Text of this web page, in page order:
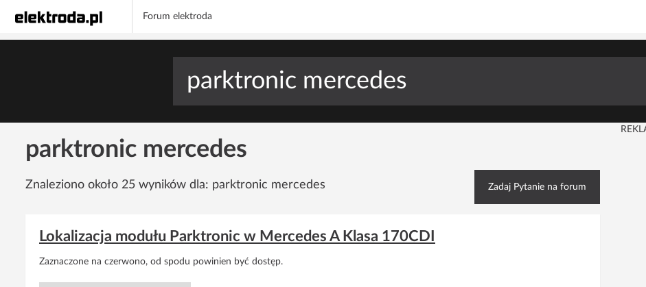
Forum elektroda
parktronic mercedes
Znaleziono około 25 wyników dla: parktronic mercedes Zadaj Pytanie na forum
Lokalizacja modułu Parktronic w Mercedes A Klasa 170CDI
Zaznaczone na czerwono, od spodu powinien być dostęp.